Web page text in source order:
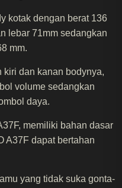
kotak dengan berat 136
lebar 71mm sedangkan
mm.
kiri dan kanan bodynya,
volume sedangkan
daya.
memiliki bahan dasar
A37F dapat bertahan
yang tidak suka gonta-